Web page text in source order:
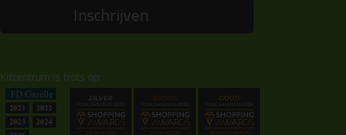
Inschrijven
Kitcentrum is trots op: